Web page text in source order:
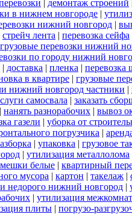
| демонтаж строений
в нижнем новгороде |
нижний новгород |
стрейч лента | перевозка сейфа
грузовые перевозки нижний
по городу нижний
| доставка | пленка | перевозка
в квартире | грузовые
нижний новгород частники |
самосвала | заказать
| нанять разнорабочих | вывоз
газели | уборка от
погрузчика |
| упаковка | грузовое
| утилизация металлолома
мешки белые | квартирный
мусора | картон | такелаж |
недорого нижний новгород |
| утилизация
плиты | погрузо-